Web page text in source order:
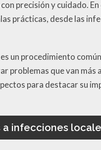
precisión y cuidado.
prácticas, desde las
un procedimiento
problemas que van más
para destacar su
a infecciones